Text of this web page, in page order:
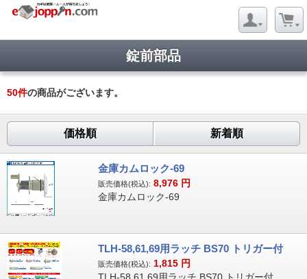
錠前部品
50件の商品がございます。
価格順 新着順
金庫カムロック-69
販売価格(税込): 8,976 円
金庫カムロック-69
TLH-58,61,69用ラッチ BS70 トリガー付
販売価格(税込): 1,815 円